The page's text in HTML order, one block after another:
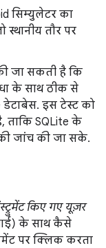
सिम्युलेटर का
तौर पर
जा सकती है कि
के साथ ठीक से
डेटाबेस. इस टेस्ट को
ताकि SQLite के
जांच की जा सके.
किए गए यूज़र
के साथ कैसे
पर क्लिक करता